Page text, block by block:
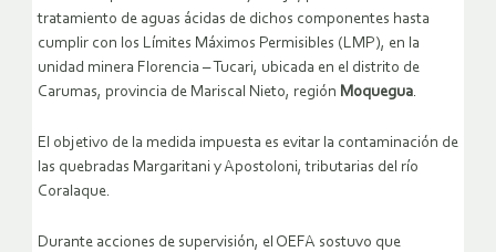
tratamiento de aguas ácidas de dichos componentes hasta
cumplir con los Límites Máximos Permisibles ( LMP), en la
unidad minera Florencia – Tucari, ubicada en el distrito de
Carumas, provincia de Mariscal Nieto, región Moquegua.
El objetivo de la medida impuesta es evitar la contaminación de
las quebradas Margaritani y Apostoloni, tributarias del río
Coralaque.
Durante acciones de supervisión, el OEFA sostuvo que